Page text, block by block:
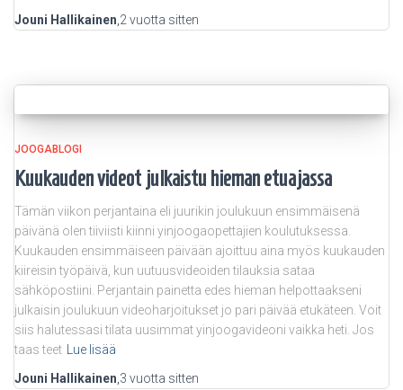
Jouni Hallikainen,2 vuotta sitten
JOOGABLOGI
Kuukauden videot julkaistu hieman etuajassa
Tämän viikon perjantaina eli juurikin joulukuun ensimmäisenä
päivänä olen tiiviisti kiinni yinjoogaopettajien koulutuksessa.
Kuukauden ensimmäiseen päivään ajoittuu aina myös kuukauden
kiireisin työpäivä, kun uutuusvideoiden tilauksia sataa
sähköpostiini. Perjantain painetta edes hieman helpottaakseni
julkaisin joulukuun videoharjoitukset jo pari päivää etukäteen. Voit
siis halutessasi tilata uusimmat yinjoogavideoni vaikka heti. Jos
taas teet
Lue lisää
Jouni Hallikainen 3 vuotta sitten